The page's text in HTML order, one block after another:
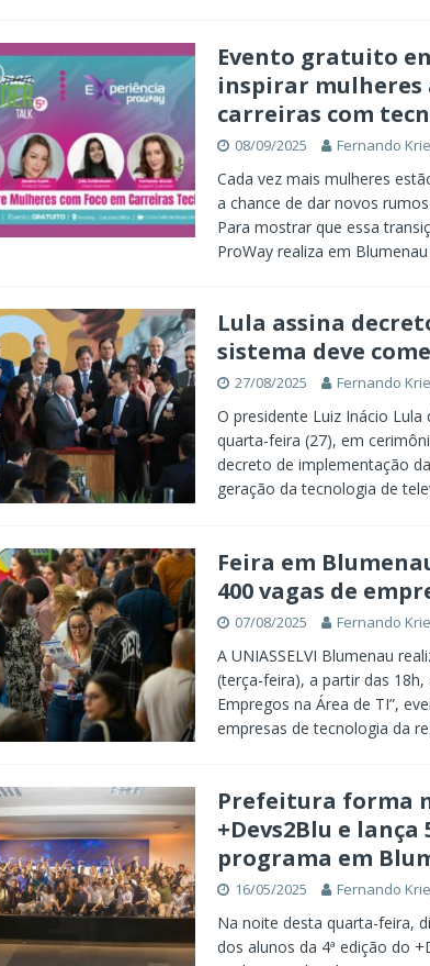
Evento gratuito
inspirar
carreiras com
08/09/2025 Fernando
Cada vez mais mulheres
a chance de dar novos
Para mostrar que essa
ProWay realiza em
Lula assina
sistema deve
27/08/2025 Fernando
O presidente Luiz Inácio Lula
quarta-feira (27), em
decreto de implementação
geração da tecnologia de
Feira em
400 vagas de
07/08/2025 Fernando
A UNIASSELVI Blumenau
(terça-feira), a partir das 18h,
Empregos na Área de TI”,
empresas de tecnologia da
Prefeitura forma
+Devs2Blu e lança
programa em
16/05/2025 Fernando
Na noite desta quarta-feira,
dos alunos da 4ª edição do